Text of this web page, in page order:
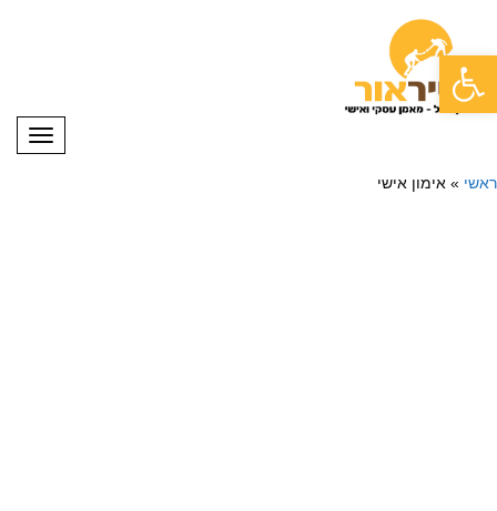
פתח סרגל נגישות
ראשי » אימון אישי